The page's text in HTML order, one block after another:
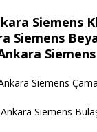
Siemens
Siemens
Siemens
Siemens
Ankara Siemens